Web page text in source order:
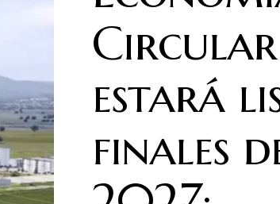
Circular
estará
finales